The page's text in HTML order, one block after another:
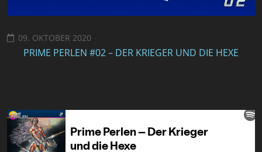
09. OKTOBER 2020
PRIME PERLEN #02 – DER KRIEGER UND DIE HEXE